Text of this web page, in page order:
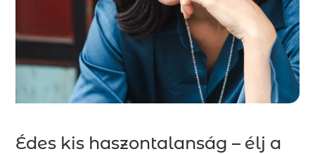
Édes kis haszontalanság – élj a